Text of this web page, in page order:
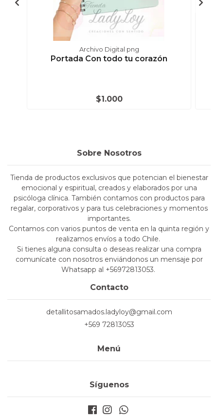
Archivo Digital png
Portada Con todo tu corazón
$1.000
Sobre Nosotros
Tienda de productos exclusivos que potencian el bienestar
emocional y espiritual, creados y elaborados por una
psicóloga clínica. También contamos con productos para
regalar, corporativos y para tus celebraciones y momentos
importantes.
Contamos con varios puntos de venta en la quinta región y
realizamos envíos a todo Chile.
Si tienes alguna consulta o deseas realizar una compra
comunícate con nosotros enviándonos un mensaje por
Whatsapp al +56972813053.
Contacto
detallitosamados.ladyloy@gmail.com
+569 72813053
Menú
Síguenos